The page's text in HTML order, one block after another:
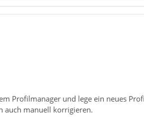
Profilmanager und lege ein neues
auch manuell korrigieren.